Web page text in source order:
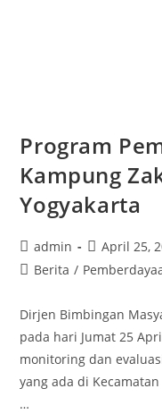
Program
Kampung
Yogyakarta
admin
April 25,
Berita /
Dirjen Bimbingan
pada hari Jumat 25
monitoring dan
yang ada di
…